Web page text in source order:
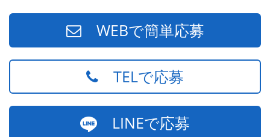
WEBで簡単応募
TELで応募
LINEで応募